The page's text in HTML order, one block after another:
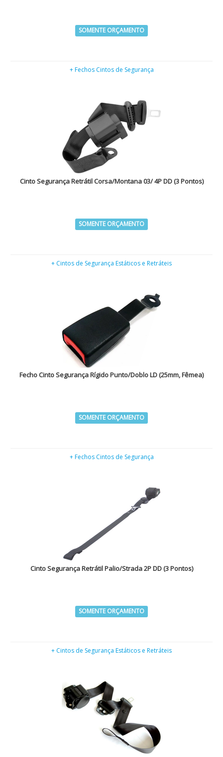
SOMENTE ORÇAMENTO
+ Fechos Cintos de Segurança
Cinto Segurança Retrátil Corsa/Montana 03/ 4P DD (3 Pontos)
SOMENTE ORÇAMENTO
+ Cintos de Segurança Estáticos e Retráteis
Fecho Cinto Segurança Rígido Punto/Doblo LD (25mm, Fêmea)
SOMENTE ORÇAMENTO
+ Fechos Cintos de Segurança
Cinto Segurança Retrátil Palio/Strada 2P DD (3 Pontos)
SOMENTE ORÇAMENTO
+ Cintos de Segurança Estáticos e Retráteis